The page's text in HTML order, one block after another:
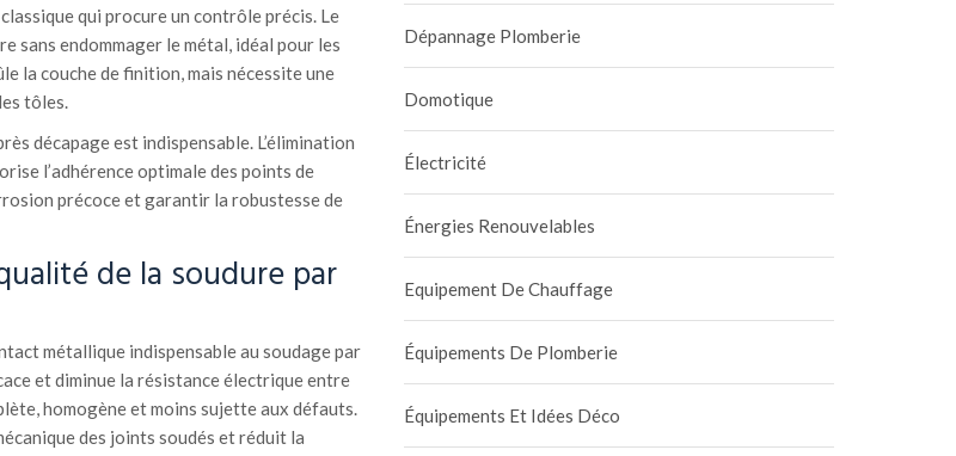
qui procure un contrôle précis. Le
sans endommager le métal, idéal pour les
la couche de finition, mais nécessite une
tôles.
décapage est indispensable. L’élimination
l’adhérence optimale des points de
précoce et garantir la robustesse de
de la soudure par
métallique indispensable au soudage par
et diminue la résistance électrique entre
homogène et moins sujette aux défauts.
des joints soudés et réduit la
Dépannage Plomberie
Domotique
Électricité
Énergies Renouvelables
Equipement De Chauffage
Équipements De Plomberie
Équipements Et Idées Déco